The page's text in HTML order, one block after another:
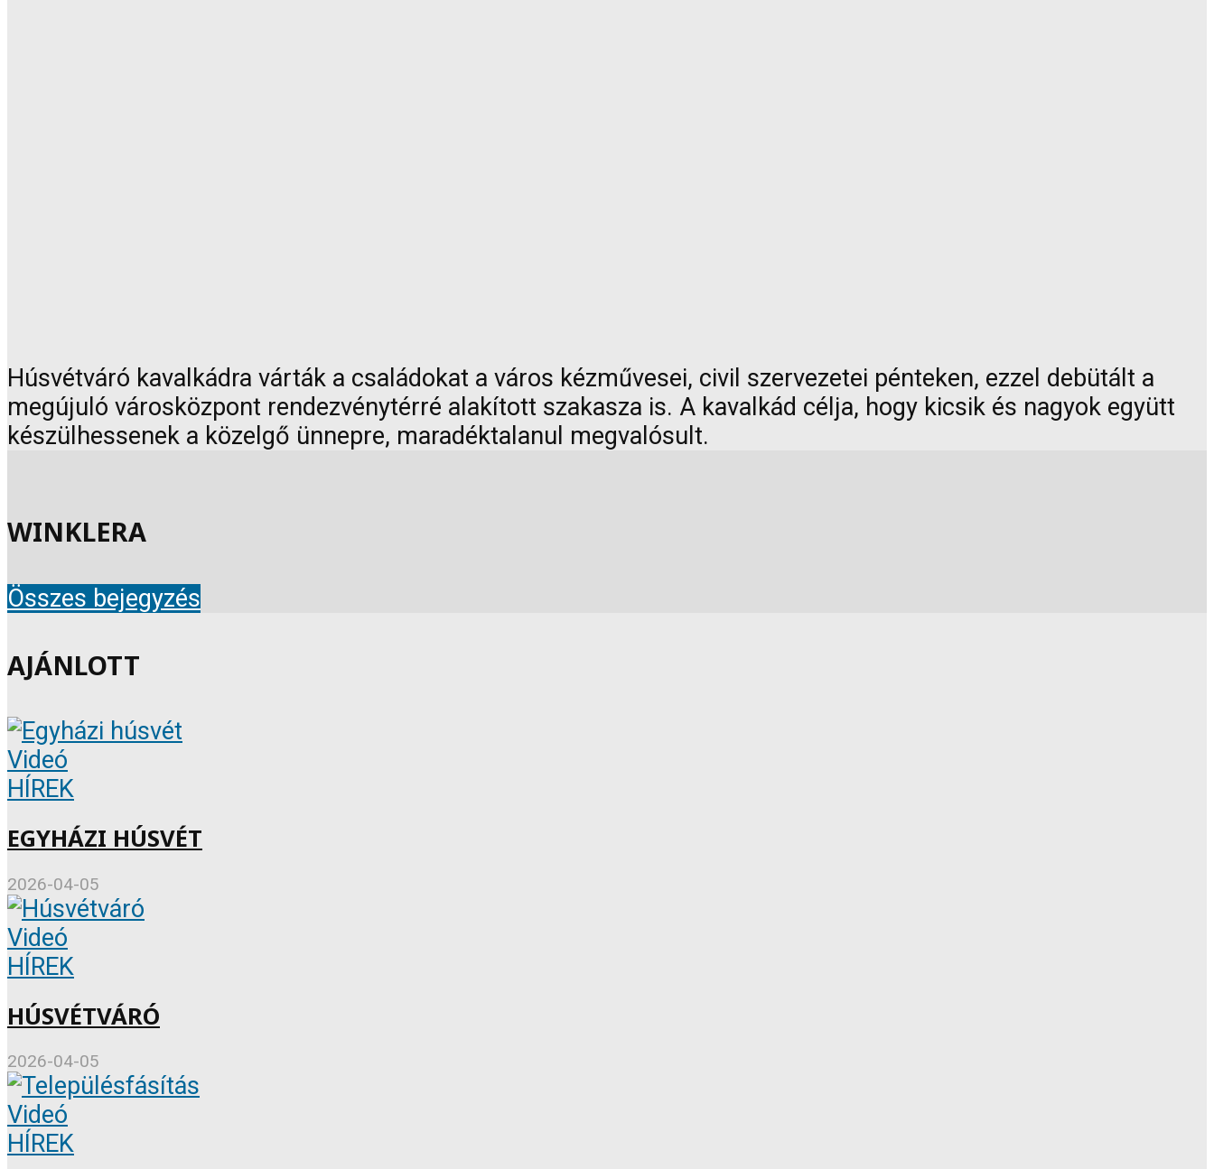
Húsvétváró kavalkádra várták a családokat a város kézművesei, civil szervezetei pénteken, ezzel debütált a
megújuló városközpont rendezvénytérré alakított szakasza is. A kavalkád célja, hogy kicsik és nagyok együtt
készülhessenek a közelgő ünnepre, maradéktalanul megvalósult.
WINKLERA
Összes bejegyzés
AJÁNLOTT
Videó
HÍREK
EGYHÁZI HÚSVÉT
2026-04-05
Videó
HÍREK
HÚSVÉTVÁRÓ
2026-04-05
Videó
HÍREK